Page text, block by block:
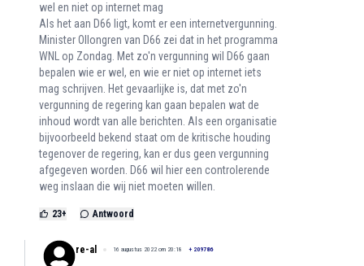
wel en niet op internet mag
Als het aan D66 ligt, komt er een internetvergunning.
Minister Ollongren van D66 zei dat in het programma
WNL op Zondag. Met zo'n vergunning wil D66 gaan
bepalen wie er wel, en wie er niet op internet iets
mag schrijven. Het gevaarlijke is, dat met zo'n
vergunning de regering kan gaan bepalen wat de
inhoud wordt van alle berichten. Als een organisatie
bijvoorbeeld bekend staat om de kritische houding
tegenover de regering, kan er dus geen vergunning
afgegeven worden. D66 wil hier een controlerende
weg inslaan die wij niet moeten willen.
23+ Antwoord
re-al 16 augustus 2022 om 20:18 + 209786